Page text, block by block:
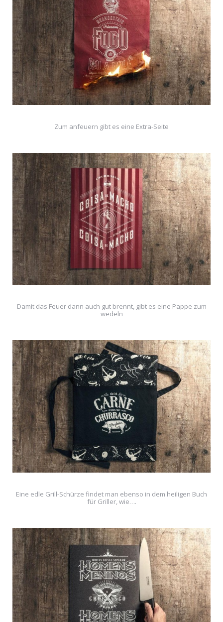
Zum anfeuern gibt es eine Extra-Seite
Damit das Feuer dann auch gut brennt, gibt es eine Pappe zum
wedeln
Eine edle Grill-Schürze findet man ebenso in dem heiligen Buch
für Griller, wie….